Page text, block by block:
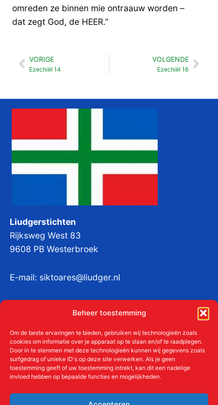
Beheer toestemming
Om de beste ervaringen te bieden, gebruiken wij technologieën zoals
cookies om informatie over je apparaat op te slaan en/of te raadplegen.
Door in te stemmen met deze technologieën kunnen wij gegevens zoals
surfgedrag of unieke ID's op deze site verwerken. Als je geen
toestemming geeft of uw toestemming intrekt, kan dit een nadelige
invloed hebben op bepaalde functies en mogelijkheden.
omreden ze binnen mie ontraauw worden –
dat zegt God, de HEER.”
Vorige
VORIGE
Ezechiël 14
VOLGENDE
Ezechiël 16
Liudgerstichten
Rijksweg West 83
9608 PB Westerbroek
E-mail: siktoares@liudger.nl
KvKnr:41011712
Meer over de Liudgerstichten
Aanmelden als donateur